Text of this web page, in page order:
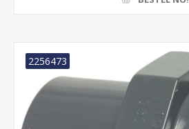
2256473